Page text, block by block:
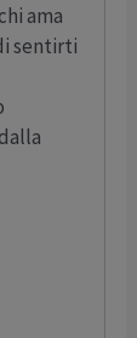
ama
sentirti